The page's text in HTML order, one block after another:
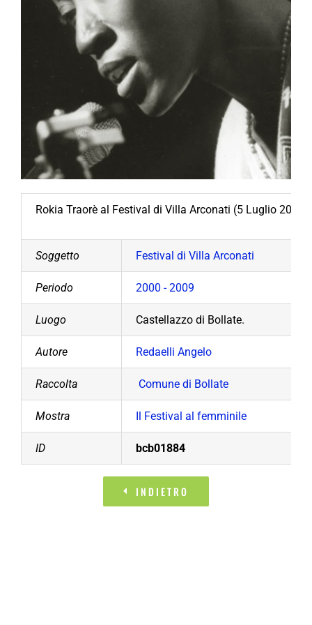
Rokia Traorè al Festival di Villa Arconati (5 Luglio 2004).
Soggetto Festival di Villa Arconati
Periodo 2000 - 2009
Luogo Castellazzo di Bollate.
Autore Redaelli Angelo
Raccolta Comune di Bollate
Mostra Il Festival al femminile
ID bcb01884
INDIETRO